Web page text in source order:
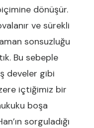
dönüşür.
ve sürekli
sonsuzluğu
Bu sebeple
develer gibi
içtiğimiz bir
boşa
sorguladığı